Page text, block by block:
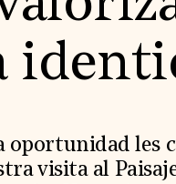
DEAL BOOTH
oportunidad les
visita al